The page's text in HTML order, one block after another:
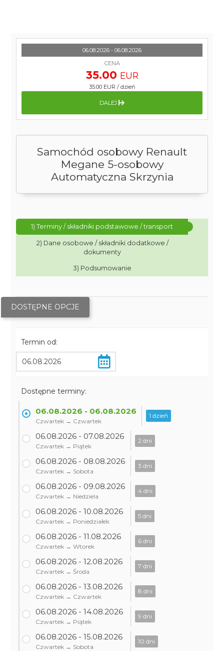
Samochód osobowy Renault
Megane 5-osobowy
Automatyczna Skrzynia
1) Terminy / składniki podstawowe / transport
2) Dane osobowe / składniki dodatkowe /
dokumenty
3) Podsumowanie
DOSTĘPNE OPCJE
Termin od:
Dostępne terminy:
06.08.2026 - 06.08.2026
Czwartek → Czwartek
1 dzień
06.08.2026 - 07.08.2026
Czwartek → Piątek
2 dni
06.08.2026 - 08.08.2026
Czwartek → Sobota
3 dni
06.08.2026 - 09.08.2026
Czwartek → Niedziela
4 dni
06.08.2026 - 10.08.2026
Czwartek → Poniedziałek
5 dni
06.08.2026 - 11.08.2026
Czwartek → Wtorek
6 dni
06.08.2026 - 12.08.2026
Czwartek → Środa
7 dni
06.08.2026 - 13.08.2026
Czwartek → Czwartek
8 dni
06.08.2026 - 14.08.2026
Czwartek → Piątek
9 dni
06.08.2026 - 15.08.2026
Czwartek → Sobota
10 dni
06.08.2026 - 06.08.2026
CENA
35.00 EUR
35.00 EUR / dzień
DALEJ